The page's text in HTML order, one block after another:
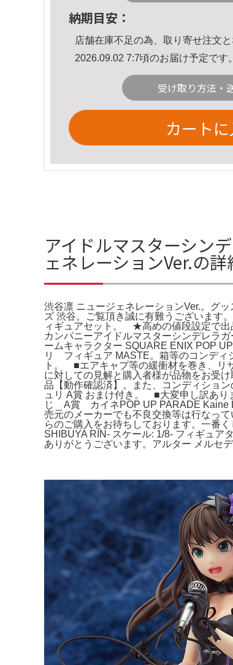
納期目安：
店舗在庫不足の為、取り寄せ注文と
2026.09.02 7:7頃のお届け予定です。
受け取り方法・
カート
アイドルマスターシン
ェネレーションVer.の詳
渋谷凛 ニュージェネレーションVer.。グ
ズ 渋谷。ご覧頂き誠に有難うございます
ィギュアセット。 ★高めの値段設定で
カンパニーアイドルマスターシンデレラ
ームキャラクター SQUARE ENIX POP
リ フィギュア MASTE。箱等のコンディ
ト。 ■エアキャプ等の緩衝材を巻き、
に対しての見解と購入者様が品物をお受
品【動作確認済】。また、コンディショ
ュリ A賞 おまけ付き。 ■大変申し訳あり
じ A賞 カイネPOP UP PARADE
売元のメーカーでも不良交換等は行なっ
らのご購入をお待ちしております。一番
SHIBUYA RIN- スケール: 1/8- フィギュア
ありがとうございます。アルター メルセ